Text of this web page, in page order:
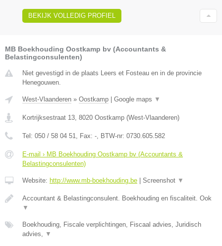
BEKIJK VOLLEDIG PROFIEL
MB Boekhouding Oostkamp bv (Accountants &
Belastingconsulenten)
Niet gevestigd in de plaats Leers et Fosteau en in de provincie
Henegouwen.
West-Vlaanderen » Oostkamp Google maps ▼
Kortrijksestraat 13 8020 Oostkamp (West-Vlaanderen)
Tel: 050 / 58 04 51 , Fax: - , BTW-nr: 0730.605.582
E-mail › MB Boekhouding Oostkamp bv (Accountants &
Belastingconsulenten)
Website: http://www.mb-boekhouding.be Screenshot ▼
Accountant & Belastingconsulent. Boekhouding en fiscaliteit. Ook
▼
Boekhouding, Fiscale verplichtingen, Fiscaal advies, Juridisch
advies,
▼